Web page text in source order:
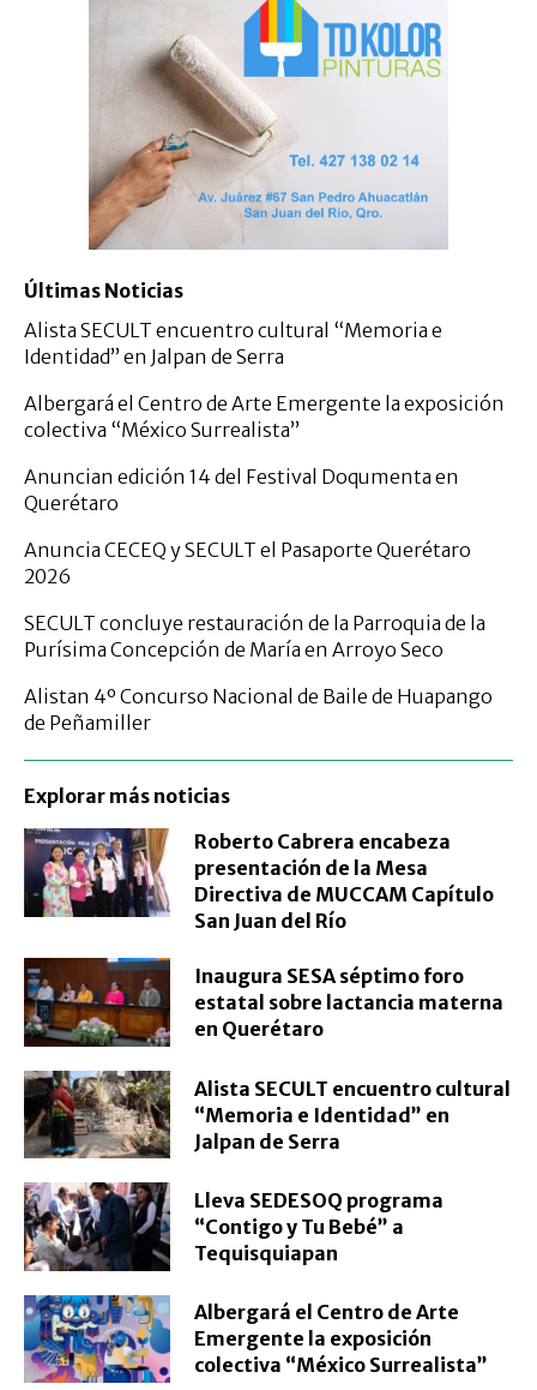
Últimas Noticias
Alista SECULT encuentro cultural “Memoria e
Identidad” en Jalpan de Serra
Albergará el Centro de Arte Emergente la exposición
colectiva “México Surrealista”
Anuncian edición 14 del Festival Doqumenta en
Querétaro
Anuncia CECEQ y SECULT el Pasaporte Querétaro
2026
SECULT concluye restauración de la Parroquia de la
Purísima Concepción de María en Arroyo Seco
Alistan 4º Concurso Nacional de Baile de Huapango
de Peñamiller
Explorar más noticias
Roberto Cabrera encabeza
presentación de la Mesa
Directiva de MUCCAM Capítulo
San Juan del Río
Inaugura SESA séptimo foro
estatal sobre lactancia materna
en Querétaro
Alista SECULT encuentro cultural
“Memoria e Identidad” en
Jalpan de Serra
Lleva SEDESOQ programa
“Contigo y Tu Bebé” a
Tequisquiapan
Albergará el Centro de Arte
Emergente la exposición
colectiva “México Surrealista”